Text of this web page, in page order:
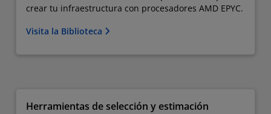
crear tu infraestructura con procesadores AMD EPYC.
Visita la Biblioteca
Herramientas de selección y estimación